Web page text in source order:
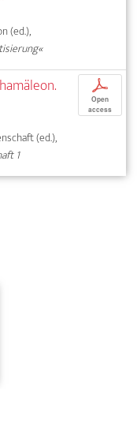
(ed.),
(ed.),
1
p
Open
access